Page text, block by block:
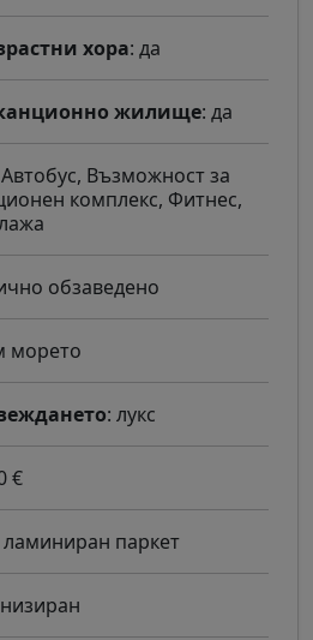
хора: да
жилище: да
Възможност за
комплекс, Фитнес,
обзаведено
морето
: лукс
€
ламиниран паркет